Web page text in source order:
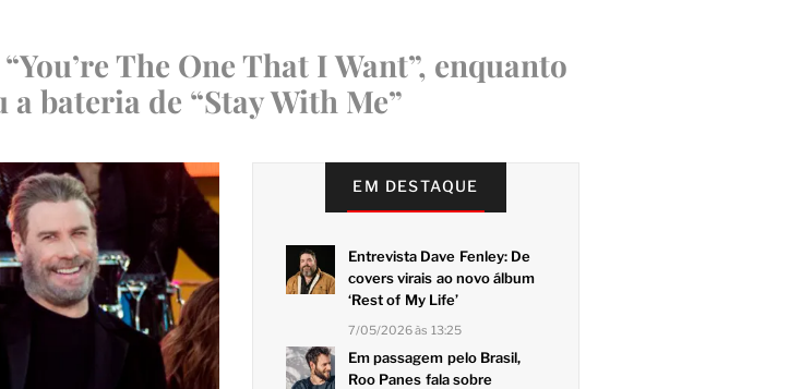
The One That I Want”, enquanto
bateria de “Stay With Me”
EM DESTAQUE
Entrevista Dave Fenley: De
covers virais ao novo álbum
‘Rest of My Life’
7/05/2026 às 13:25
Em passagem pelo Brasil,
Roo Panes fala sobre